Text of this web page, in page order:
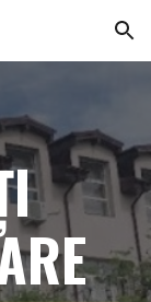
Skip to navigation